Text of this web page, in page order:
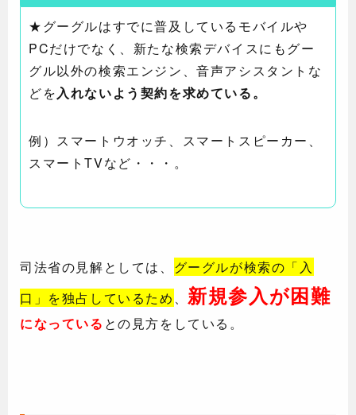
★グーグルはすでに普及しているモバイルや
PCだけでなく、新たな検索デバイスにもグー
グル以外の検索エンジン、音声アシスタントな
どを入れないよう契約を求めている。
例）スマートウオッチ、スマートスピーカー、
スマートTVなど・・・。
司法省の見解としては、 グーグルが検索の「入
口」を独占しているため 、 新規参入が困難
になっている との見方をしている。